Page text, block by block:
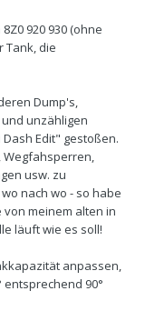
920 930 (ohne
Tank, die
Dump's,
unzähligen
Edit" gestoßen.
Wegfahsperren,
usw. zu
nach wo - so habe
meinem alten in
läuft wie es soll!
anpassen,
90°